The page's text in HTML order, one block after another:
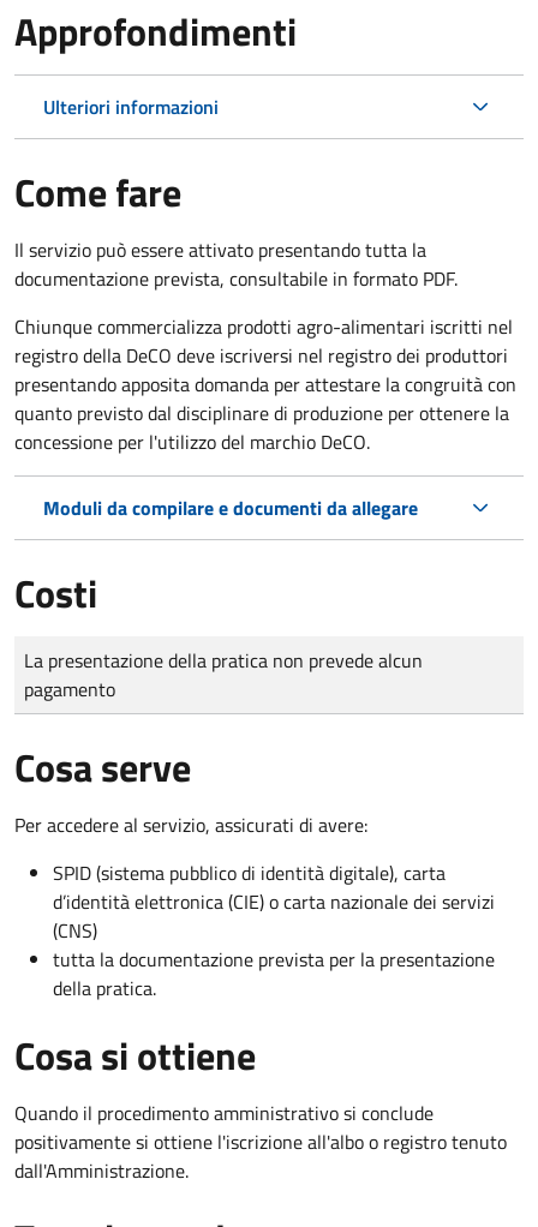
Approfondimenti
Ulteriori informazioni
Come fare
Il servizio può essere attivato presentando tutta la
documentazione prevista, consultabile in formato PDF.
Chiunque commercializza prodotti agro-alimentari iscritti nel
registro della DeCO deve iscriversi nel registro dei produttori
presentando apposita domanda per attestare la congruità con
quanto previsto dal disciplinare di produzione per ottenere la
concessione per l'utilizzo del marchio DeCO.
Moduli da compilare e documenti da allegare
Costi
Tipo di pagamento
Importo
La presentazione della pratica non prevede alcun
pagamento
Cosa serve
Per accedere al servizio, assicurati di avere:
SPID (sistema pubblico di identità digitale), carta
d’identità elettronica (CIE) o carta nazionale dei servizi
(CNS)
tutta la documentazione prevista per la presentazione
della pratica.
Cosa si ottiene
Quando il procedimento amministrativo si conclude
positivamente si ottiene l'iscrizione all'albo o registro tenuto
dall'Amministrazione.